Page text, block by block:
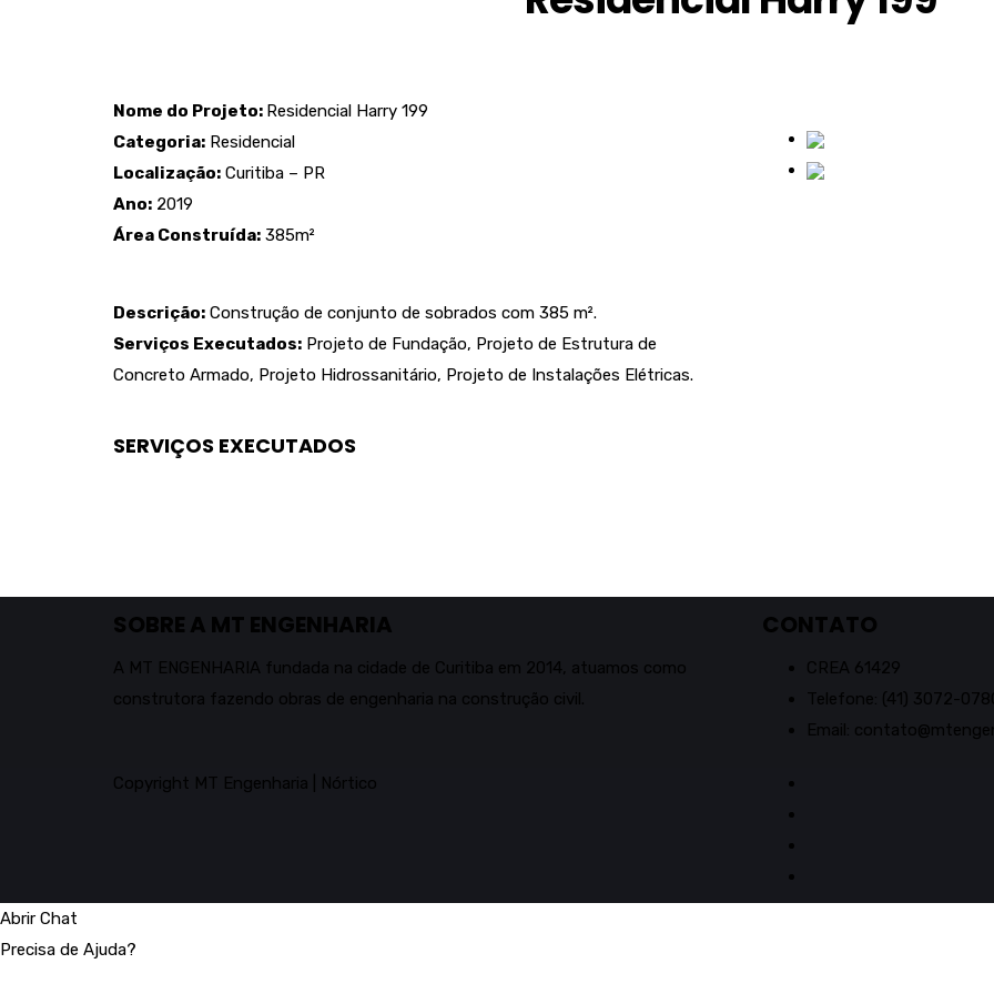
Nome do Projeto: Residencial Harry 199
Categoria: Residencial
Localização: Curitiba – PR
Ano: 2019
Área Construída: 385m²
Descrição: Construção de conjunto de sobrados com 385 m².
Serviços Executados: Projeto de Fundação, Projeto de Estrutura de
Concreto Armado, Projeto Hidrossanitário, Projeto de Instalações Elétricas.
SERVIÇOS EXECUTADOS
SOBRE A MT ENGENHARIA
A MT ENGENHARIA fundada na cidade de Curitiba em 2014, atuamos como
construtora fazendo obras de engenharia na construção civil.
CONTATO
CREA 61429
Telefone: (41) 3072-
Email:
Copyright MT Engenharia | Nórtico
Abrir Chat
Precisa de Ajuda?